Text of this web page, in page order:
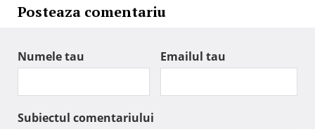
Posteaza comentariu
Numele tau Emailul tau
Subiectul comentariului